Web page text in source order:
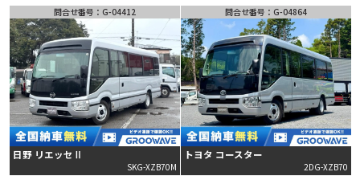
問合せ番号：G-04412
日野 リエッセⅡ
SKG-XZB70M
問合せ番号：G-04864
トヨタ コースター
2DG-XZB70